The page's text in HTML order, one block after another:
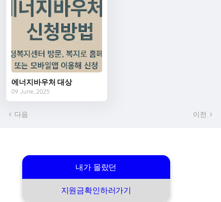
내가 몰랐던
지원금확인하러가기
에너지바우처 대상
09 June, 2025
다음 이전